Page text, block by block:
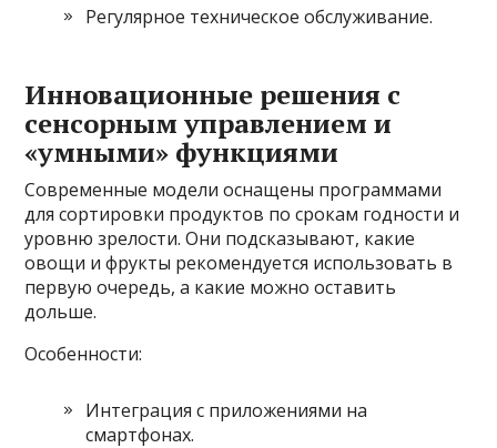
Регулярное техническое обслуживание.
Инновационные решения с
сенсорным управлением и
«умными» функциями
Современные модели оснащены программами
для сортировки продуктов по срокам годности и
уровню зрелости. Они подсказывают, какие
овощи и фрукты рекомендуется использовать в
первую очередь, а какие можно оставить
дольше.
Особенности:
Интеграция с приложениями на
смартфонах.